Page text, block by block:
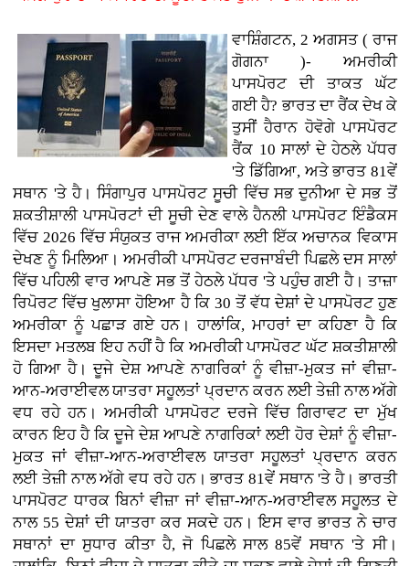
ਵਾਸ਼ਿੰਗਟਨ, 2 ਅਗਸਤ ( ਰਾਜ
ਗੋਗਨਾ )- ਅਮਰੀਕੀ
ਪਾਸਪੋਰਟ ਦੀ ਤਾਕਤ ਘੱਟ
ਗਈ ਹੈ? ਭਾਰਤ ਦਾ ਰੈਂਕ ਦੇਖ ਕੇ
ਤੁਸੀਂ ਹੈਰਾਨ ਹੋਵੋਗੇ ਪਾਸਪੋਰਟ
ਰੈਂਕ 10 ਸਾਲਾਂ ਦੇ ਹੇਠਲੇ ਪੱਧਰ
'ਤੇ ਡਿੱਗਿਆ, ਅਤੇ ਭਾਰਤ 81ਵੇਂ
ਸਥਾਨ 'ਤੇ ਹੈ। ਸਿੰਗਾਪੁਰ ਪਾਸਪੋਰਟ ਸੂਚੀ ਵਿੱਚ ਸਭ ਦੁਨੀਆ ਦੇ ਸਭ ਤੋਂ
ਸ਼ਕਤੀਸ਼ਾਲੀ ਪਾਸਪੋਰਟਾਂ ਦੀ ਸੂਚੀ ਦੇਣ ਵਾਲੇ ਹੈਨਲੀ ਪਾਸਪੋਰਟ ਇੰਡੈਕਸ
ਵਿੱਚ 2026 ਵਿੱਚ ਸੰਯੁਕਤ ਰਾਜ ਅਮਰੀਕਾ ਲਈ ਇੱਕ ਅਚਾਨਕ ਵਿਕਾਸ
ਦੇਖਣ ਨੂੰ ਮਿਲਿਆ। ਅਮਰੀਕੀ ਪਾਸਪੋਰਟ ਦਰਜਾਬੰਦੀ ਪਿਛਲੇ ਦਸ ਸਾਲਾਂ
ਵਿੱਚ ਪਹਿਲੀ ਵਾਰ ਆਪਣੇ ਸਭ ਤੋਂ ਹੇਠਲੇ ਪੱਧਰ 'ਤੇ ਪਹੁੰਚ ਗਈ ਹੈ। ਤਾਜ਼ਾ
ਰਿਪੋਰਟ ਵਿੱਚ ਖੁਲਾਸਾ ਹੋਇਆ ਹੈ ਕਿ 30 ਤੋਂ ਵੱਧ ਦੇਸ਼ਾਂ ਦੇ ਪਾਸਪੋਰਟ ਹੁਣ
ਅਮਰੀਕਾ ਨੂੰ ਪਛਾੜ ਗਏ ਹਨ। ਹਾਲਾਂਕਿ, ਮਾਹਰਾਂ ਦਾ ਕਹਿਣਾ ਹੈ ਕਿ
ਇਸਦਾ ਮਤਲਬ ਇਹ ਨਹੀਂ ਹੈ ਕਿ ਅਮਰੀਕੀ ਪਾਸਪੋਰਟ ਘੱਟ ਸ਼ਕਤੀਸ਼ਾਲੀ
ਹੋ ਗਿਆ ਹੈ। ਦੂਜੇ ਦੇਸ਼ ਆਪਣੇ ਨਾਗਰਿਕਾਂ ਨੂੰ ਵੀਜ਼ਾ-ਮੁਕਤ ਜਾਂ ਵੀਜ਼ਾ-
ਆਨ-ਅਰਾਈਵਲ ਯਾਤਰਾ ਸਹੂਲਤਾਂ ਪ੍ਰਦਾਨ ਕਰਨ ਲਈ ਤੇਜ਼ੀ ਨਾਲ ਅੱਗੇ
ਵਧ ਰਹੇ ਹਨ। ਅਮਰੀਕੀ ਪਾਸਪੋਰਟ ਦਰਜੇ ਵਿੱਚ ਗਿਰਾਵਟ ਦਾ ਮੁੱਖ
ਕਾਰਨ ਇਹ ਹੈ ਕਿ ਦੂਜੇ ਦੇਸ਼ ਆਪਣੇ ਨਾਗਰਿਕਾਂ ਲਈ ਹੋਰ ਦੇਸ਼ਾਂ ਨੂੰ ਵੀਜ਼ਾ-
ਮੁਕਤ ਜਾਂ ਵੀਜ਼ਾ-ਆਨ-ਅਰਾਈਵਲ ਯਾਤਰਾ ਸਹੂਲਤਾਂ ਪ੍ਰਦਾਨ ਕਰਨ
ਲਈ ਤੇਜ਼ੀ ਨਾਲ ਅੱਗੇ ਵਧ ਰਹੇ ਹਨ। ਭਾਰਤ 81ਵੇਂ ਸਥਾਨ 'ਤੇ ਹੈ। ਭਾਰਤੀ
ਪਾਸਪੋਰਟ ਧਾਰਕ ਬਿਨਾਂ ਵੀਜ਼ਾ ਜਾਂ ਵੀਜ਼ਾ-ਆਨ-ਅਰਾਈਵਲ ਸਹੂਲਤ ਦੇ
ਨਾਲ 55 ਦੇਸ਼ਾਂ ਦੀ ਯਾਤਰਾ ਕਰ ਸਕਦੇ ਹਨ। ਇਸ ਵਾਰ ਭਾਰਤ ਨੇ ਚਾਰ
ਸਥਾਨਾਂ ਦਾ ਸੁਧਾਰ ਕੀਤਾ ਹੈ, ਜੋ ਪਿਛਲੇ ਸਾਲ 85ਵੇਂ ਸਥਾਨ 'ਤੇ ਸੀ।